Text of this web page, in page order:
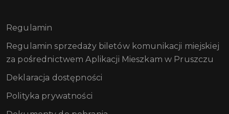
Regulamin
Regulamin sprzedaży biletów komunikacji miejskiej
za pośrednictwem Aplikacji Mieszkam w Pruszczu
Deklaracja dostępności
Polityka prywatności